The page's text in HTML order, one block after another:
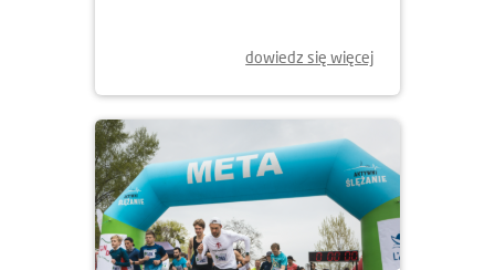
dowiedz się więcej